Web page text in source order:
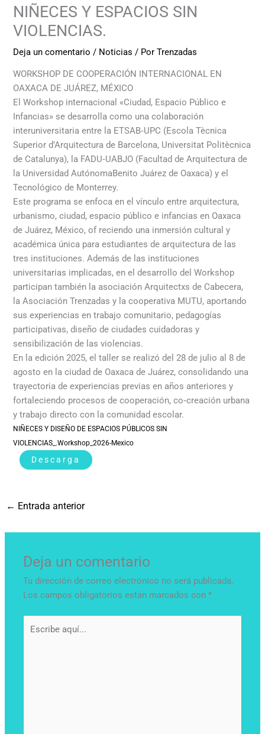
NIÑECES Y ESPACIOS SIN
VIOLENCIAS.
Deja un comentario / Noticias / PorTrenzadas
WORKSHOP DE COOPERACIÓN INTERNACIONAL EN
OAXACA DE JUÁREZ, MÉXICO
El Workshop internacional «Ciudad, Espacio Público e
Infancias» se desarrolla como una colaboración
interuniversitaria entre la ETSAB‑UPC (Escola Tècnica
Superior d’Arquitectura de Barcelona, Universitat Politècnica
de Catalunya), la FADU‑UABJO (Facultad de Arquitectura de
la Universidad AutónomaBenito Juárez de Oaxaca) y el
Tecnológico de Monterrey.
Este programa se enfoca en el vínculo entre arquitectura,
urbanismo, ciudad, espacio público e infancias en Oaxaca
de Juárez, México, of reciendo una inmersión cultural y
académica única para estudiantes de arquitectura de las
tres instituciones. Además de las instituciones
universitarias implicadas, en el desarrollo del Workshop
participan también la asociación Arquitectxs de Cabecera,
la Asociación Trenzadas y la cooperativa MUTU, aportando
sus experiencias en trabajo comunitario, pedagogías
participativas, diseño de ciudades cuidadoras y
sensibilización de las violencias.
En la edición 2025, el taller se realizó del 28 de julio al 8 de
agosto en la ciudad de Oaxaca de Juárez, consolidando una
trayectoria de experiencias previas en años anteriores y
fortaleciendo procesos de cooperación, co‑creación urbana
y trabajo directo con la comunidad escolar.
NIÑECES Y DISEÑO DE ESPACIOS PÚBLICOS SIN
VIOLENCIAS_.Workshop_2026-Mexico
Descarga
← Entrada anterior
Deja un comentario
Tu dirección de correo electrónico no será publicada.
Los campos obligatorios están marcados con*
aquí...